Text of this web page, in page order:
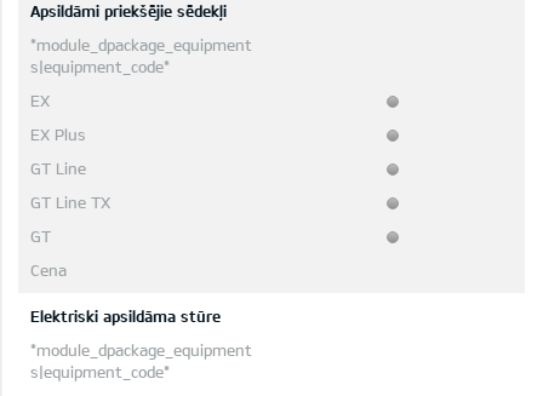
Apsildāmi priekšējie sēdekļi
Elektriski apsildāma stūre